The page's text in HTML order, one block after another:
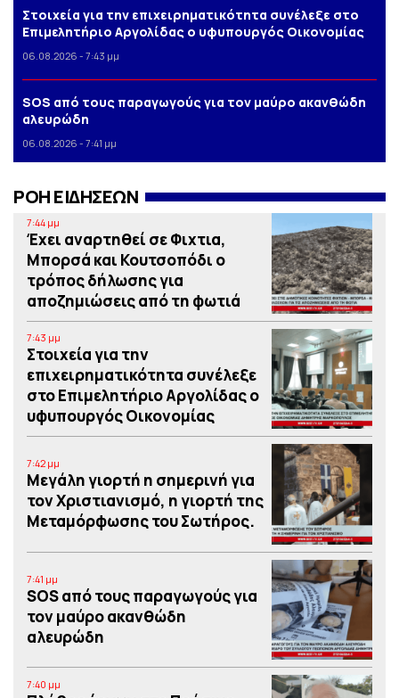
Στοιχεία για την επιχειρηματικότητα συνέλεξε στο
Επιμελητήριο Αργολίδας ο υφυπουργός Οικονομίας
06.08.2026 - 7:43 μμ
SOS από τους παραγωγούς για τον μαύρο ακανθώδη
αλευρώδη
06.08.2026 - 7:41 μμ
ΡΟΗ ΕΙΔΗΣΕΩΝ
7:44 μμ
Έχει αναρτηθεί σε Φιχτια,
Μπορσά και Κουτσοπόδι ο
τρόπος δήλωσης για
αποζημιώσεις από τη φωτιά
7:43 μμ
Στοιχεία για την
επιχειρηματικότητα συνέλεξε
στο Επιμελητήριο Αργολίδας ο
υφυπουργός Οικονομίας
7:42 μμ
Μεγάλη γιορτή η σημερινή για
τον Χριστιανισμό, η γιορτή της
Μεταμόρφωσης του Σωτήρος.
7:41 μμ
SOS από τους παραγωγούς για
τον μαύρο ακανθώδη
αλευρώδη
7:40 μμ